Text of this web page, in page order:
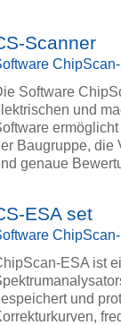
Scanner
Software
und
Baugruppe, die
genaue
ESA set
ESA ist
und